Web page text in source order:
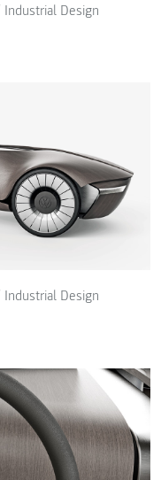
Industrial Design
Industrial Design